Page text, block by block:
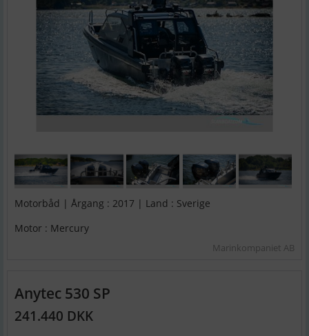
Motorbåd | Årgang : 2017 | Land : Sverige
Motor : Mercury
Marinkompaniet AB
Anytec 530 SP
241.440 DKK